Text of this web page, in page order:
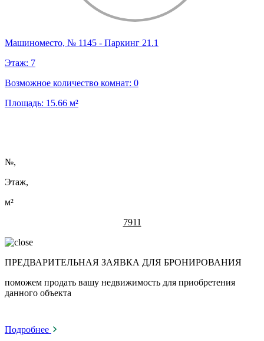
Машиноместо, № 1145 - Паркинг 21.1
Этаж: 7
Возможное количество комнат: 0
Площадь: 15.66 м²
№,
Этаж,
м²
7911
ПРЕДВАРИТЕЛЬНАЯ ЗАЯВКА ДЛЯ БРОНИРОВАНИЯ
поможем продать вашу недвижимость для приобретения
данного объекта
Подробнее